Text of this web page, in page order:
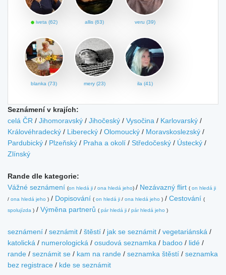
iveta (62) allis (63) veru (39)
blanka (73) mery (23) ila (41)
Seznámení v krajích:
celá ČR / Jihomoravský / Jihočeský / Vysočina / Karlovarský /
Královéhradecký / Liberecký / Olomoucký / Moravskoslezský /
Pardubický / Plzeňský / Praha a okolí / Středočeský / Ústecký /
Zlínský
Rande dle kategorie:
Vážné seznámení (on hledá ji / ona hledá jeho) / Nezávazný flirt ( on hledá ji
/ ona hledá jeho ) / Dopisování ( on hledá ji / ona hledá jeho ) / Cestování (
spolujízda ) / Výměna partnerů ( pár hledá ji / pár hledá jeho )
seznámení / seznámit / štěstí / jak se seznámit / vegetariánská /
katolická / numerologická / osudová seznamka / badoo / lidé /
rande / seznámit se / kam na rande / seznamka štěstí / seznamka
bez registrace / kde se seznámit